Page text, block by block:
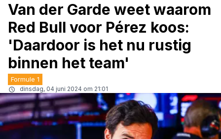
Van der Garde weet waarom
Red Bull voor Pérez koos:
'Daardoor is het nu rustig
binnen het team'
Formule 1
dinsdag, 04 juni 2024 om 21:01